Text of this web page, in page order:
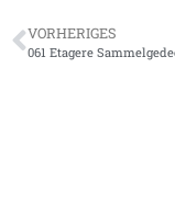
VORHERIGES
061 Etagere